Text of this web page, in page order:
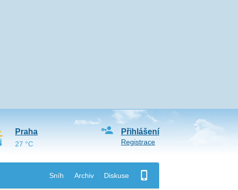
Sníh Archiv Diskuse
Přihlášení
Registrace
Praha
27 °C